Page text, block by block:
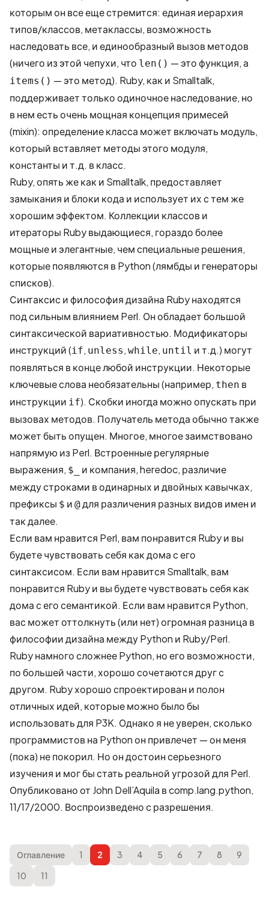
которым он все еще стремится: единая иерархия
типов/классов, метаклассы, возможность
наследовать все, и единообразный вызов методов
(ничего из этой чепухи, что len() — это функция, а
items() — это метод). Ruby, как и Smalltalk,
поддерживает только одиночное наследование, но
в нем есть очень мощная концепция примесей
(mixin): определение класса может включать модуль,
который вставляет методы этого модуля,
константы и т.д. в класс.
Ruby, опять же как и Smalltalk, предоставляет
замыкания и блоки кода и использует их с тем же
хорошим эффектом. Коллекции классов и
итераторы Ruby выдающиеся, гораздо более
мощные и элегантные, чем специальные решения,
которые появляются в Python (лямбды и генераторы
списков).
Синтаксис и философия дизайна Ruby находятся
под сильным влиянием Perl. Он обладает большой
синтаксической вариативностью. Модификаторы
инструкций (if, unless , while, until и т.д.) могут
появляться в конце любой инструкции. Некоторые
ключевые слова необязательны (например, then в
инструкции if). Скобки иногда можно опускать при
вызовах методов. Получатель метода обычно также
может быть опущен. Многое, многое заимствовано
напрямую из Perl. Встроенные регулярные
выражения, $_
и компания, heredoc, различие
между строками в одинарных и двойных кавычках,
префиксы $ и @для различения разных видов имен и
так далее.
Если вам нравится Perl, вам понравится Ruby и вы
будете чувствовать себя как дома с его
синтаксисом. Если вам нравится Smalltalk, вам
понравится Ruby и вы будете чувствовать себя как
дома с его семантикой. Если вам нравится Python,
вас может оттолкнуть (или нет) огромная разница в
философии дизайна между Python и Ruby/Perl.
Ruby намного сложнее Python, но его возможности,
по большей части, хорошо сочетаются друг с
другом. Ruby хорошо спроектирован и полон
отличных идей, которые можно было бы
использовать для P3K. Однако я не уверен, сколько
программистов на Python он привлечет — он меня
(пока) не покорил. Но он достоин серьезного
изучения и мог бы стать реальной угрозой для Perl.
Опубликовано от John Dell’Aquila в comp.lang.python,
11/17/2000. Воспроизведено с разрешения.
Оглавление 1 2 3 4 5 6 7 8
9
10
11